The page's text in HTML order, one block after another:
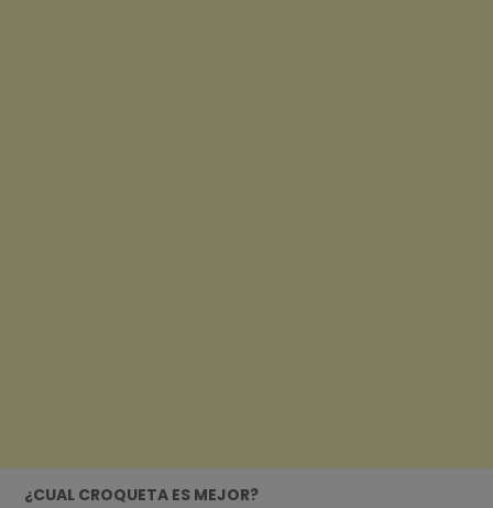
¿CUAL CROQUETA ES MEJOR?